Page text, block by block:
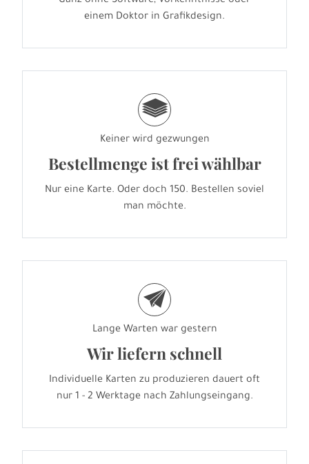
einem Doktor in Grafikdesign.
g
Keiner wird gezwungen
Bestellmenge ist frei wählbar
Nur eine Karte. Oder doch 150. Bestellen soviel
man möchte.
e
Lange Warten war gestern
Wir liefern schnell
Individuelle Karten zu produzieren dauert oft
nur 1 - 2 Werktage nach Zahlungseingang.